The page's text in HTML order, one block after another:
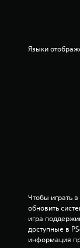
Языки
Чтобы играть
обновить
игра
доступные в
информация